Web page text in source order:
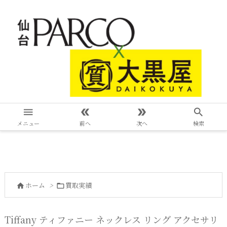

メニュー

前へ

次へ

検索
 ホーム > 買取実績
Tiffany ティファニー ネックレス リング アクセサリ